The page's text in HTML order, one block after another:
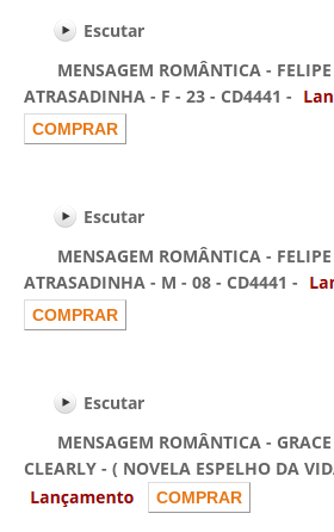
Escutar
MENSAGEM ROMÂNTICA - FELIPE
ATRASADINHA - F - 23 - CD4441 -
Escutar
MENSAGEM ROMÂNTICA - FELIPE
ATRASADINHA - M - 08 - CD4441 -
Escutar
MENSAGEM ROMÂNTICA - GRACE
CLEARLY - ( NOVELA ESPELHO DA